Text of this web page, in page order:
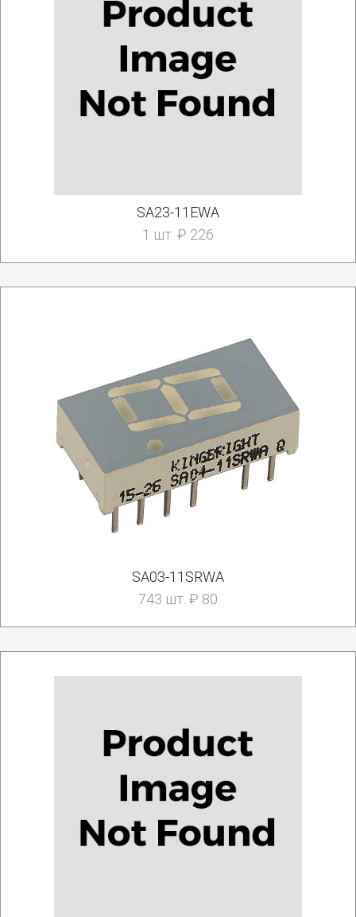
SA23-11EWA
1 шт. ₽ 226
SA03-11SRWA
743 шт. ₽ 80